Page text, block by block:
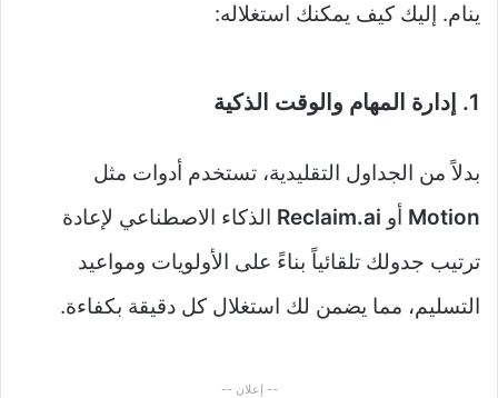
ينام. إليك كيف يمكنك استغلاله:
1. إدارة المهام والوقت الذكية
بدلاً من الجداول التقليدية، تستخدم أدوات مثل
Motion أو Reclaim.ai الذكاء الاصطناعي لإعادة
ترتيب جدولك تلقائياً بناءً على الأولويات ومواعيد
التسليم، مما يضمن لك استغلال كل دقيقة بكفاءة.
-- إعلان --